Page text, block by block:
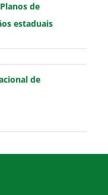
de
estaduais
de